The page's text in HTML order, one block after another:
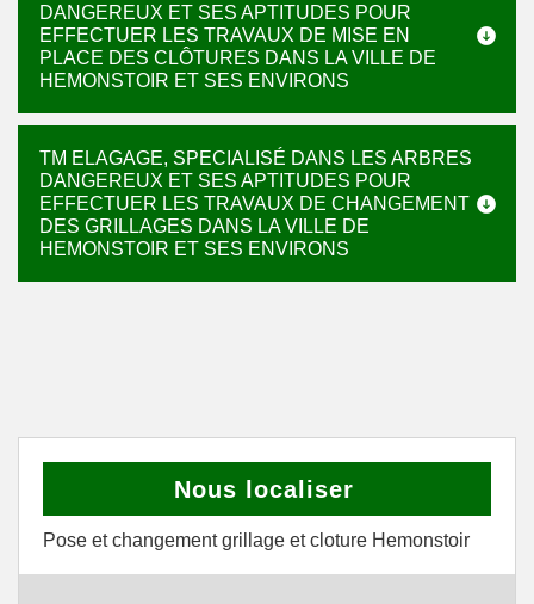
DANGEREUX ET SES APTITUDES POUR
EFFECTUER LES TRAVAUX DE MISE EN
PLACE DES CLÔTURES DANS LA VILLE DE
HEMONSTOIR ET SES ENVIRONS
TM ELAGAGE, SPECIALISÉ DANS LES ARBRES
DANGEREUX ET SES APTITUDES POUR
EFFECTUER LES TRAVAUX DE CHANGEMENT
DES GRILLAGES DANS LA VILLE DE
HEMONSTOIR ET SES ENVIRONS
Nous localiser
Pose et changement grillage et cloture Hemonstoir